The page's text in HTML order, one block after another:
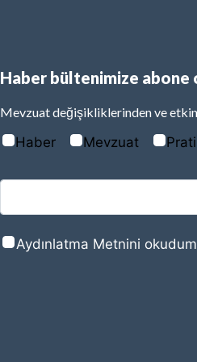
Haber bültenimize abone
Mevzuat değişikliklerinden ve
Haber Mevzuat
Aydınlatma Metnini